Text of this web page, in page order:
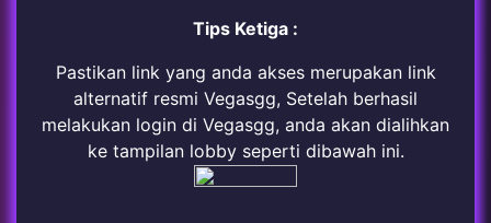
Tips Ketiga :
Pastikan link yang anda akses merupakan link
alternatif resmi Vegasgg, Setelah berhasil
melakukan login di Vegasgg, anda akan dialihkan
ke tampilan lobby seperti dibawah ini.